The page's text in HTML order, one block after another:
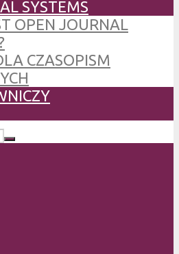
SYSTEMS
OPEN JOURNAL
CZASOPISM